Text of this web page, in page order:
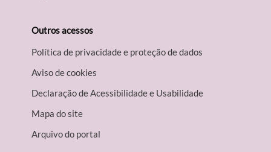
Outros acessos
Política de privacidade e proteção de dados
Aviso de cookies
Declaração de Acessibilidade e Usabilidade
Mapa do site
Arquivo do portal